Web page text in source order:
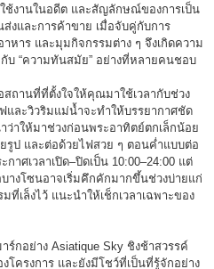
ช้งานในอดีต และสัญลักษณ์ของการเป็น
งและการค้าขาย เมื่อจับคู่กับการ
าร และมุมกิจกรรมต่าง ๆ จึงเกิดความ
กับ “ความทันสมัย” อย่างที่หลายคนชอบ
สถานที่ที่ตั้งใจให้คุณมาใช้เวลากับช่วง
และวิวริมแม่น้ำจะทำให้บรรยากาศชัด
ว่าให้มาช่วงก่อนพระอาทิตย์ตกเล็กน้อย
รูป และต่อด้วยไฟสวย ๆ ตอนค่ำแบบต่อ
าศเวลาเปิด–ปิดเป็น 10:00–24:00 แต่
างโซนอาจเริ่มคึกคักมากขึ้นช่วงบ่ายแก่
เล็งไว้ แนะนำให้เช็กเวลาเฉพาะของ
กอย่าง Asiatique Sky ชิงช้าสวรรค์
ครงการ และยังมีโชว์ที่เป็นที่รู้จักอย่าง